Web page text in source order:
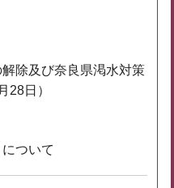
除及び奈良県渇水対策
28日）
ついて